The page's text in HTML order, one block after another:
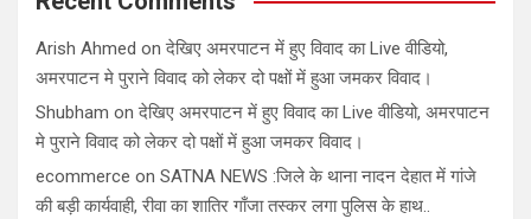
Arish Ahmed onदेखिए अमरपाटन में हुए विवाद का Live वीडियो,
अमरपाटन मे पुराने विवाद को लेकर दो पक्षों में हुआ जमकर विवाद।
Shubham onदेखिए अमरपाटन में हुए विवाद का Live वीडियो, अमरपाटन
मे पुराने विवाद को लेकर दो पक्षों में हुआ जमकर विवाद।
ecommerce on SATNA NEWS :जिले के थाना नादन देहात में गांजे
की बड़ी कार्यवाही, रीवा का शातिर गाँजा तस्कर लगा पुलिस के हाथ..